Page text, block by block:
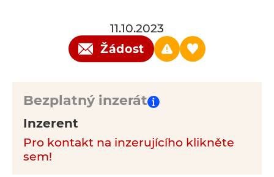
11.10.2023
Žádost
Bezplatný inzerát
Inzerent
Pro kontakt na inzerujícího klikněte
sem!